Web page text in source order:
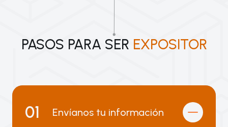
PASOS PARA SER EXPOSITOR
Envíanos tu información
01